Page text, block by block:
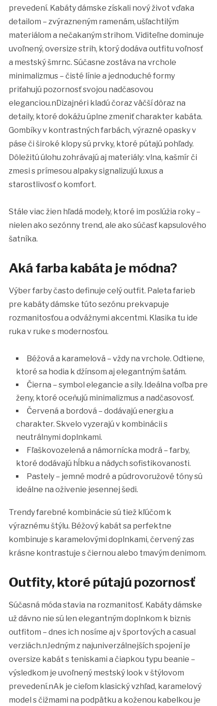
prevedení. Kabáty dámske získali nový život vďaka
detailom – zvýrazneným ramenám, ušľachtilým
materiálom a nečakaným strihom. Viditeľne dominuje
uvoľnený, oversize strih, ktorý dodáva outfitu voľnosť
a mestský šmrnc. Súčasne zostáva na vrchole
minimalizmus – čisté línie a jednoduché formy
priťahujú pozornosť svojou nadčasovou
eleganciou.nDizajnéri kladú čoraz väčší dôraz na
detaily, ktoré dokážu úplne zmeniť charakter kabáta.
Gombíky v kontrastných farbách, výrazné opasky v
páse či široké klopy sú prvky, ktoré pútajú pohľady.
Dôležitú úlohu zohrávajú aj materiály: vlna, kašmír či
zmesi s prímesou alpaky signalizujú luxus a
starostlivosť o komfort.
Stále viac žien hľadá modely, ktoré im poslúžia roky –
nielen ako sezónny trend, ale ako súčasť kapsulového
šatníka.
Aká farba kabáta je módna?
Výber farby často definuje celý outfit. Paleta farieb
pre kabáty dámske túto sezónu prekvapuje
rozmanitosťou a odvážnymi akcentmi. Klasika tu ide
ruka v ruke s modernosťou.
Béžová a karamelová – vždy na vrchole. Odtiene,
ktoré sa hodia k džínsom aj elegantným šatám.
Čierna – symbol elegancie a sily. Ideálna voľba pre
ženy, ktoré oceňujú minimalizmus a nadčasovosť.
Červená a bordová – dodávajú energiu a
charakter. Skvelo vyzerajú v kombinácii s
neutrálnymi doplnkami.
Fľaškovozelená a námornícka modrá – farby,
ktoré dodávajú hĺbku a nádych sofistikovanosti.
Pastely – jemné modré a púdrovoružové tóny sú
ideálne na oživenie jesennej šedi.
Trendy farebné kombinácie sú tiež kľúčom k
výraznému štýlu. Béžový kabát sa perfektne
kombinuje s karamelovými doplnkami, červený zas
krásne kontrastuje s čiernou alebo tmavým denimom.
Outfity, ktoré pútajú pozornosť
Súčasná móda stavia na rozmanitosť. Kabáty dámske
už dávno nie sú len elegantným doplnkom k biznis
outfitom – dnes ich nosíme aj v športových a casual
verziách.nJedným z najuniverzálnejších spojení je
oversize kabát s teniskami a čiapkou typu beanie –
výsledkom je uvoľnený mestský look v štýlovom
prevedení.nAk je cieľom klasický vzhľad, karamelový
model s čižmami na podpätku a koženou kabelkou je